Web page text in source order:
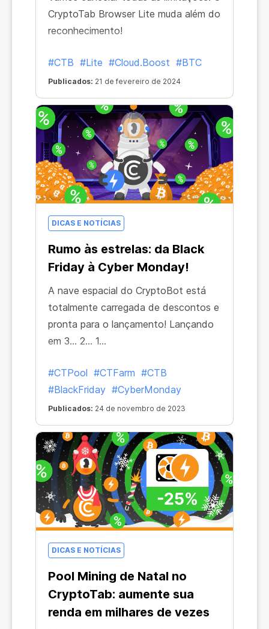
CryptoTab Browser Lite muda além do
reconhecimento!
#CTB #Lite #Cloud.Boost #BTC
Publicados: 21 de fevereiro de 2024
DICAS E NOTÍCIAS
Rumo às estrelas: da Black
Friday à Cyber Monday!
A nave espacial do CryptoBot está
totalmente carregada de descontos e
pronta para o lançamento! Lançando
em 3... 2... 1...
#CTPool #CTFarm #CTB
#BlackFriday #CyberMonday
Publicados: 24 de novembro de 2023
DICAS E NOTÍCIAS
Pool Mining de Natal no
CryptoTab: aumente sua
renda em milhares de vezes